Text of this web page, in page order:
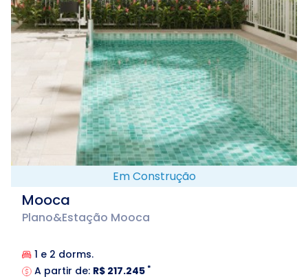
Em Construção
Mooca
Plano&Estação Mooca
1 e 2 dorms.
A partir de: R$ 217.245 *